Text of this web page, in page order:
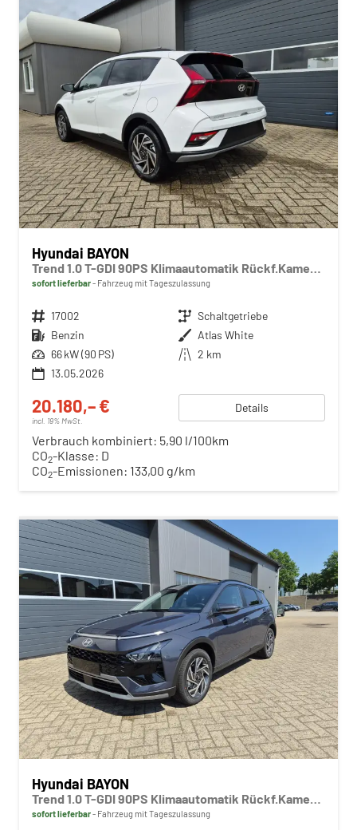
Hyundai BAYON
Trend 1.0 T-GDI 90PS Klimaautomatik Rückf.Kamera Parksensoren Sitzheizung Lenkradheizung Bluetooth Touchscreen Tempomat Apple CarPlay + Android Auto 16"LM
sofort lieferbar Fahrzeug mit Tageszulassung
Fahrzeugnr. 17002 Getriebe Schaltgetriebe
Kraftstoff Benzin Außenfarbe Atlas White
Leistung 66 kW (90 PS) Kilometerstand 2 km
13.05.2026
20.180,– €
incl. 19% MwSt.
Details
Verbrauch kombiniert: 5,90 l/100km
CO2-Klasse: D
CO2-Emissionen: 133,00 g/km
Hyundai BAYON
Trend 1.0 T-GDI 90PS Klimaautomatik Rückf.Kamera Parksensoren Sitzheizung Lenkradheizung Bluetooth Touchscreen Tempomat Apple CarPlay + Android Auto 16"LM
sofort lieferbar Fahrzeug mit Tageszulassung